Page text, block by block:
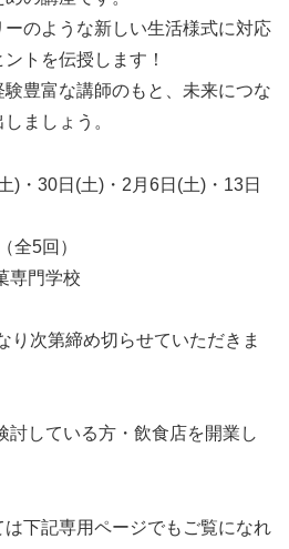
のような新しい生活様式に対応
トを伝授します！
豊富な講師のもと、未来につな
ましょう。
・30日(土)・2月6日(土)・13日
5回）
専門学校
次第締め切らせていただきま
討している方・飲食店を開業し
下記専用ページでもご覧になれ